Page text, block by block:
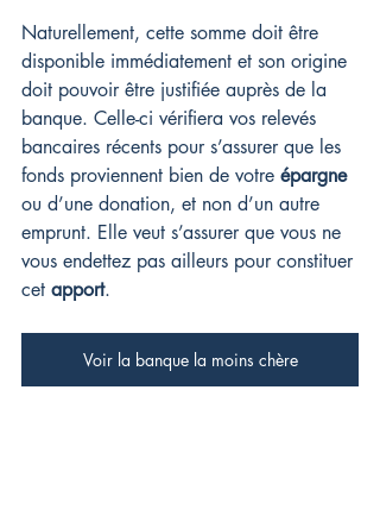
Naturellement, cette somme doit être
disponible immédiatement et son origine
doit pouvoir être justifiée auprès de la
banque. Celle-ci vérifiera vos relevés
bancaires récents pour s’assurer que les
fonds proviennent bien de votre épargne
ou d’une donation, et non d’un autre
emprunt. Elle veut s’assurer que vous ne
vous endettez pas ailleurs pour constituer
cet apport.
Voir la banque la moins chère